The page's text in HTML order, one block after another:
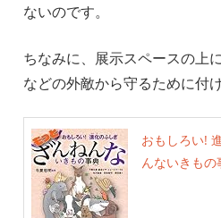
ないのです。
ちなみに、展示スペースの上
などの外敵から守るために付
おもしろい!
んないきもの